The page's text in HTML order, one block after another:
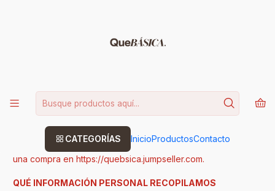
CATEGORÍAS InicioProductosContacto
Política de privacidad
Esta Política de Privacidad describe cómo se recopila, utiliza
y comparte tu información personal cuando visitas o realizas
una compra en https://quebsica.jumpseller.com.
QUÉ INFORMACIÓN PERSONAL RECOPILAMOS